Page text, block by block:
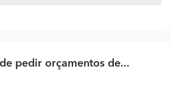
pedir orçamentos de...